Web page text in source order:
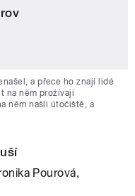
a přece ho znají lidé
na něm prožívají
něm našli útočiště, a
Pourová,